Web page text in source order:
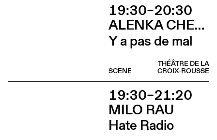
19:30–20:30
ALENKA CHENUZ & AMÉLIE VIDON
Y a pas de mal
THÉÂTRE DE LA
CROIX-ROUSSE
SCENE
19:30–21:20
MILO RAU
Hate Radio